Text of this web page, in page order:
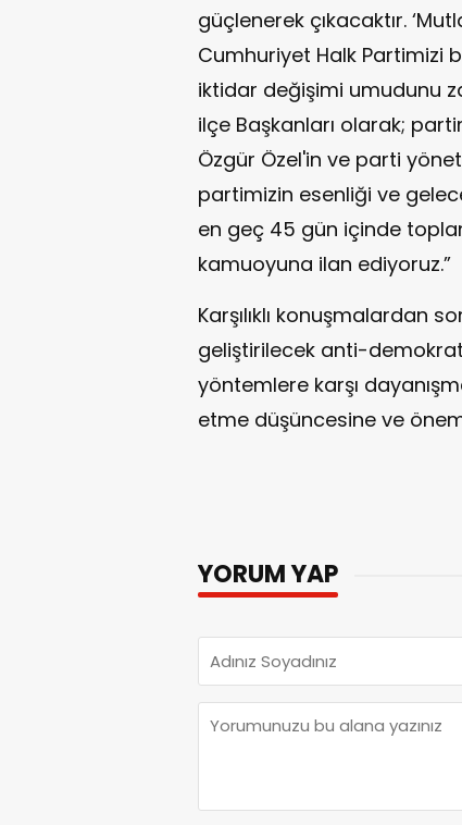
güçlenerek çıkacaktır.
Cumhuriyet Halk Partimizi
iktidar değişimi umudunu
ilçe Başkanları olarak;
Özgür Özel'in ve parti
partimizin esenliği ve
en geç 45 gün içinde
kamuoyuna ilan ediyoruz.”
Karşılıklı konuşmalardan
geliştirilecek anti-
yöntemlere karşı
etme düşüncesine ve
YORUM YAP